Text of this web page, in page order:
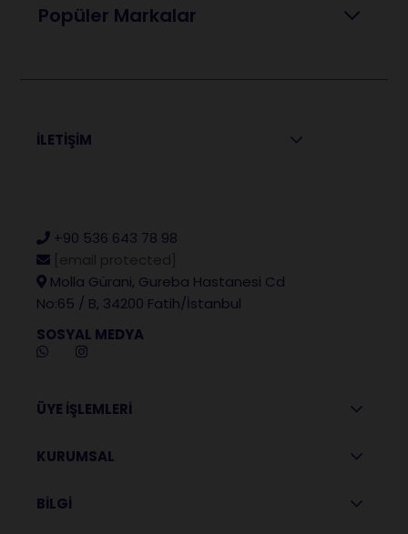
Popüler Markalar
İLETİŞİM
+90 536 643 78 98
Molla Gürani, Gureba Hastanesi Cd
No:65 / B, 34200 Fatih/İstanbul
SOSYAL MEDYA
ÜYE İŞLEMLERİ
KURUMSAL
BİLGİ